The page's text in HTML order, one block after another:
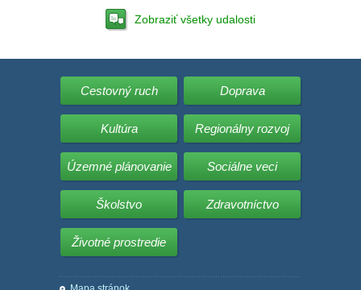
Zobraziť všetky udalosti
Cestovný ruch Doprava
Kultúra Regionálny rozvoj
Územné plánovanie Sociálne veci
Školstvo Zdravotníctvo
Životné prostredie